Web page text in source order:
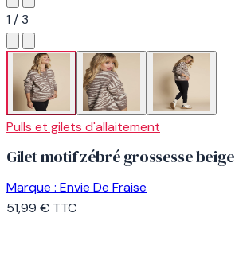
1 / 3
Pulls et gilets d'allaitement
Gilet motif zébré grossesse beige
Marque : Envie De Fraise
51,99 € TTC